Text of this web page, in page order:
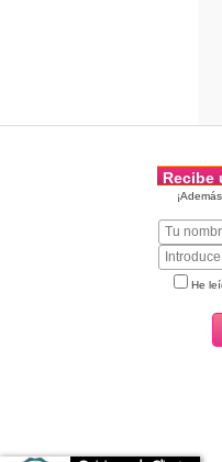
Recibe
He